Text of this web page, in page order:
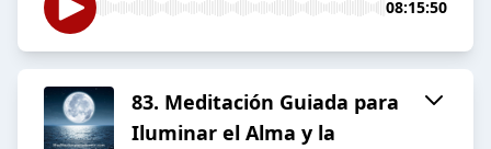
08:15:50
83. Meditación Guiada para
Iluminar el Alma y la